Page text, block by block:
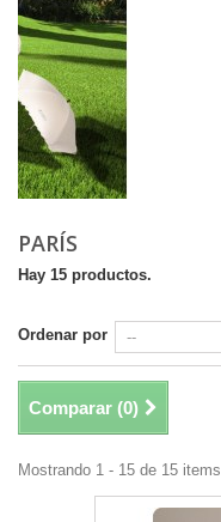
PARÍS
Hay 15 productos.
Ordenar por
Comparar (0)
Mostrando 1 - 15 de 15 items